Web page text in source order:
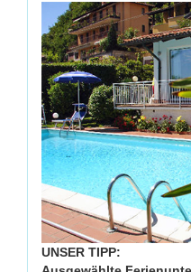
UNSER TIPP: